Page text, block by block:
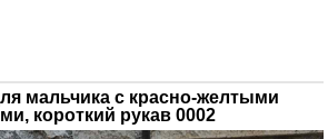
мальчика с красно-желтыми
короткий рукав 0002